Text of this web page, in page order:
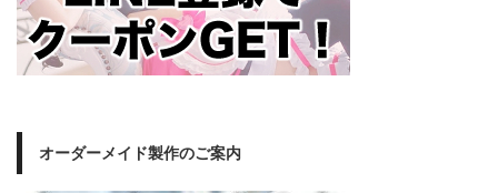
オーダーメイド製作のご案内